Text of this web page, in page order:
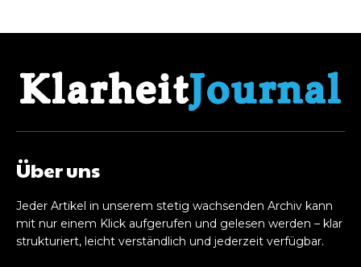
Über uns
Jeder Artikel in unserem stetig wachsenden Archiv kann
mit nur einem Klick aufgerufen und gelesen werden – klar
strukturiert, leicht verständlich und jederzeit verfügbar.